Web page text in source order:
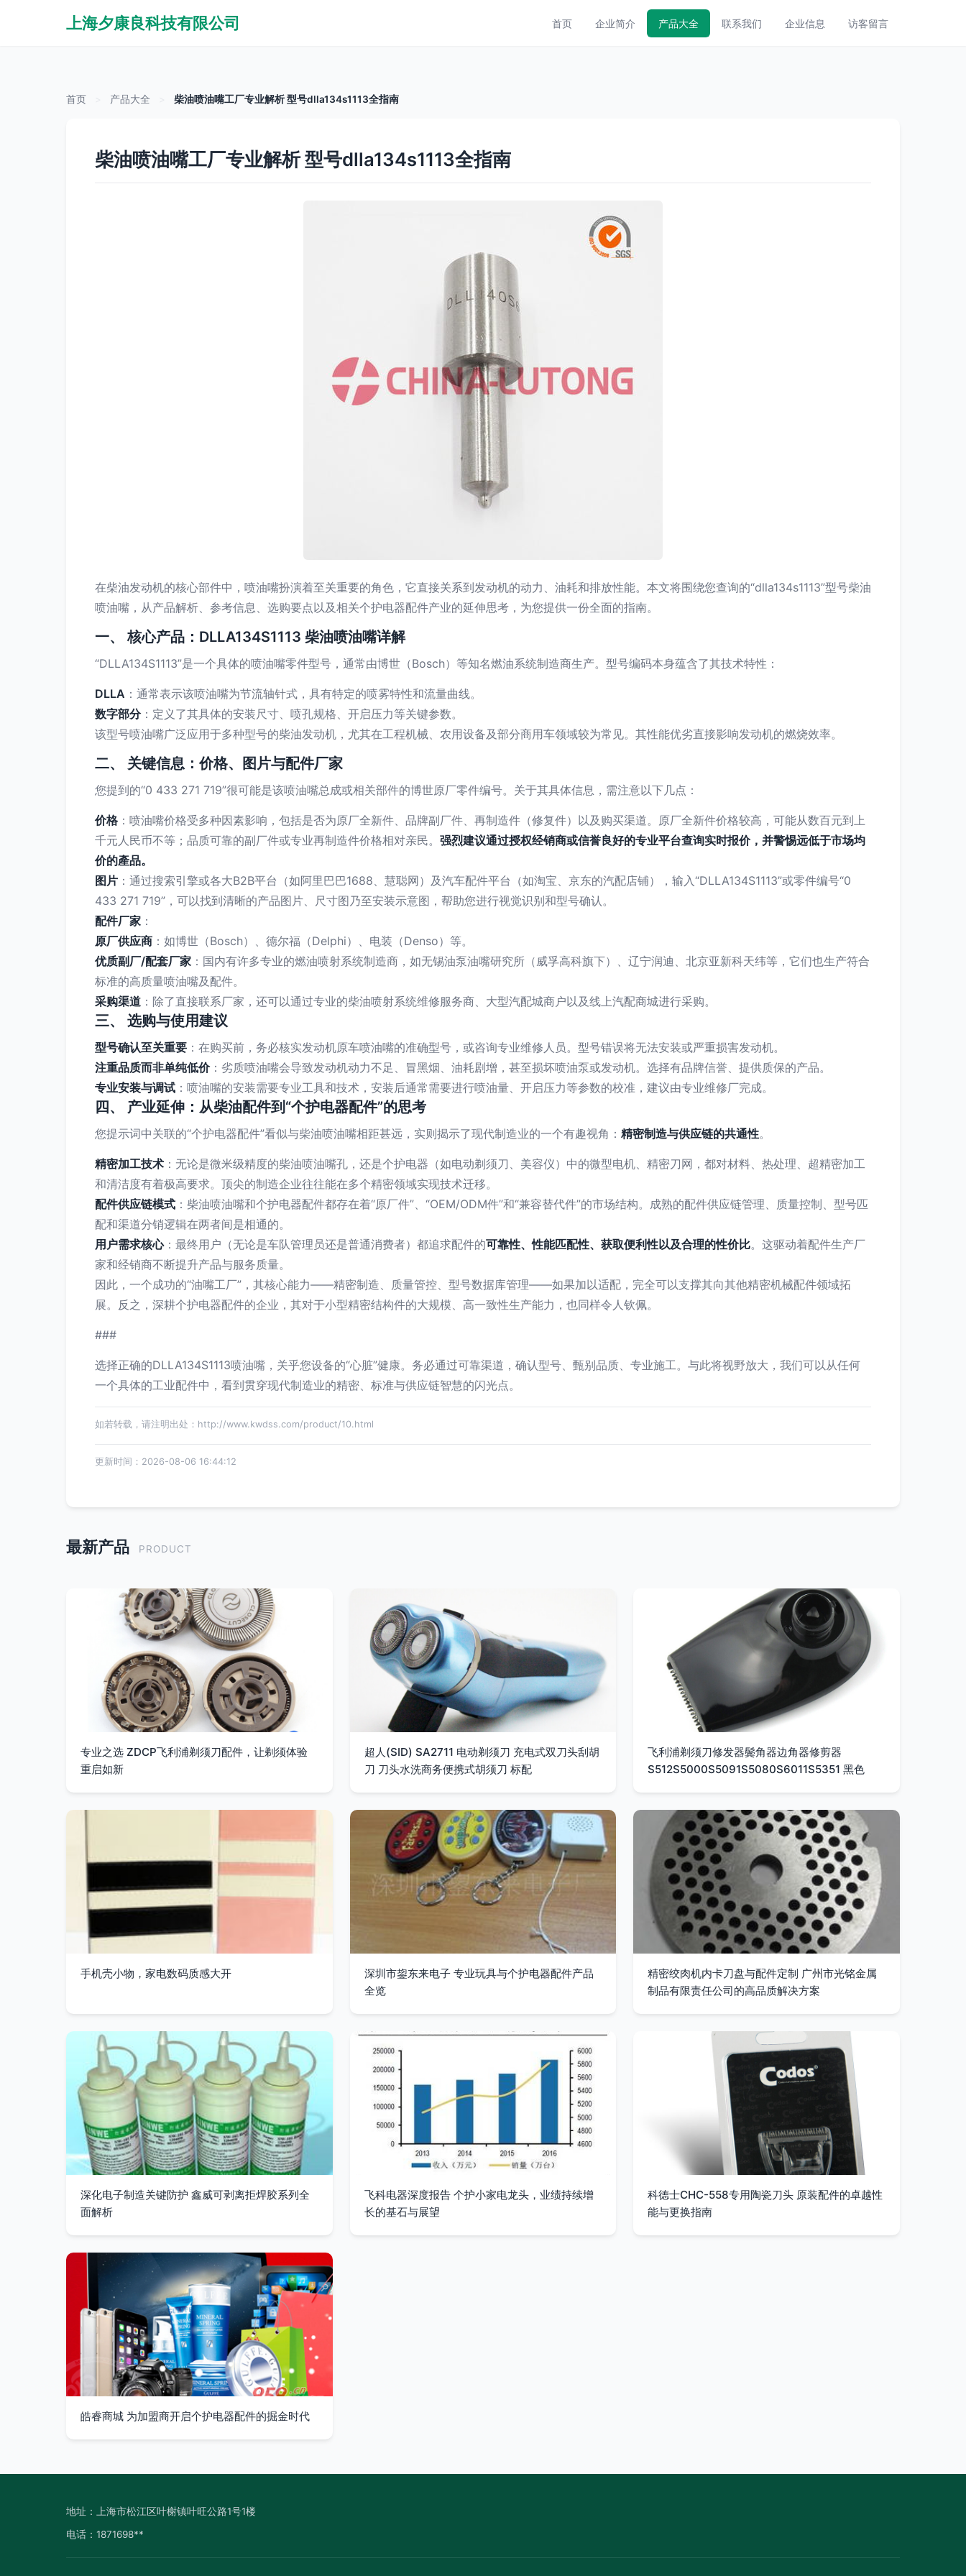
上海夕康良科技有限公司 首页 企业简介 产品大全 联系我们 企业信息 访客留言
首页 产品大全 柴油喷油嘴工厂专业解析 型号dlla134s1113全指南
柴油喷油嘴工厂专业解析 型号dlla134s1113全指南
在柴油发动机的核心部件中，喷油嘴扮演着至关重要的角色，它直接关系到发动机的动力、油耗和排放性能。本文将围绕您查询的“dlla134s1113”型号柴油
喷油嘴，从产品解析、参考信息、选购要点以及相关个护电器配件产业的延伸思考，为您提供一份全面的指南。
一、 核心产品：DLLA134S1113 柴油喷油嘴详解
“DLLA134S1113”是一个具体的喷油嘴零件型号，通常由博世（Bosch）等知名燃油系统制造商生产。型号编码本身蕴含了其技术特性：
DLLA ：通常表示该喷油嘴为节流轴针式，具有特定的喷雾特性和流量曲线。
数字部分：定义了其具体的安装尺寸、喷孔规格、开启压力等关键参数。
该型号喷油嘴广泛应用于多种型号的柴油发动机，尤其在工程机械、农用设备及部分商用车领域较为常见。其性能优劣直接影响发动机的燃烧效率。
二、 关键信息：价格、图片与配件厂家
您提到的“0 433 271 719”很可能是该喷油嘴总成或相关部件的博世原厂零件编号。关于其具体信息，需注意以下几点：
价格 ：喷油嘴价格受多种因素影响，包括是否为原厂全新件、品牌副厂件、再制造件（修复件）以及购买渠道。原厂全新件价格较高，可能从数百元到上
千元人民币不等；品质可靠的副厂件或专业再制造件价格相对亲民。 强烈建议通过授权经销商或信誉良好的专业平台查询实时报价，并警惕远低于市场均
价的產品。
图片 ：通过搜索引擎或各大B2B平台（如阿里巴巴1688、慧聪网）及汽车配件平台（如淘宝、京东的汽配店铺），输入“DLLA134S1113”或零件编号“0
433 271 719”，可以找到清晰的产品图片、尺寸图乃至安装示意图，帮助您进行视觉识别和型号确认。
配件厂家 ：
原厂供应商 ：如博世（Bosch）、德尔福（Delphi）、电装（Denso）等。
优质副厂/配套厂家 ：国内有许多专业的燃油喷射系统制造商，如无锡油泵油嘴研究所（威孚高科旗下）、辽宁润迪、北京亚新科天纬等，它们也生产符合
标准的高质量喷油嘴及配件。
采购渠道 ：除了直接联系厂家，还可以通过专业的柴油喷射系统维修服务商、大型汽配城商户以及线上汽配商城进行采购。
三、 选购与使用建议
型号确认至关重要 ：在购买前，务必核实发动机原车喷油嘴的准确型号，或咨询专业维修人员。型号错误将无法安装或严重损害发动机。
注重品质而非单纯低价：劣质喷油嘴会导致发动机动力不足、冒黑烟、油耗剧增，甚至损坏喷油泵或发动机。选择有品牌信誉、提供质保的产品。
专业安装与调试 ：喷油嘴的安装需要专业工具和技术，安装后通常需要进行喷油量、开启压力等参数的校准，建议由专业维修厂完成。
四、 产业延伸：从柴油配件到“个护电器配件”的思考
您提示词中关联的“个护电器配件”看似与柴油喷油嘴相距甚远，实则揭示了现代制造业的一个有趣视角： 精密制造与供应链的共通性。
精密加工技术 ：无论是微米级精度的柴油喷油嘴孔，还是个护电器（如电动剃须刀、美容仪）中的微型电机、精密刀网，都对材料、热处理、超精密加工
和清洁度有着极高要求。顶尖的制造企业往往能在多个精密领域实现技术迁移。
配件供应链模式 ：柴油喷油嘴和个护电器配件都存在着“原厂件”、“OEM/ODM件”和“兼容替代件”的市场结构。成熟的配件供应链管理、质量控制、型号匹
配和渠道分销逻辑在两者间是相通的。
用户需求核心：最终用户（无论是车队管理员还是普通消费者）都追求配件的可靠性、性能匹配性、获取便利性以及合理的性价比。这驱动着配件生产厂
家和经销商不断提升产品与服务质量。
因此，一个成功的“油嘴工厂”，其核心能力——精密制造、质量管控、型号数据库管理——如果加以适配，完全可以支撑其向其他精密机械配件领域拓
展。反之，深耕个护电器配件的企业，其对于小型精密结构件的大规模、高一致性生产能力，也同样令人钦佩。
###
选择正确的DLLA134S1113喷油嘴，关乎您设备的“心脏”健康。务必通过可靠渠道，确认型号、甄别品质、专业施工。与此将视野放大，我们可以从任何
一个具体的工业配件中，看到贯穿现代制造业的精密、标准与供应链智慧的闪光点。
如若转载，请注明出处：http://www.kwdss.com/product/10.html
更新时间：2026-08-06 16:44:12
最新产品 PRODUCT
专业之选 ZDCP飞利浦剃须刀配件，让剃须体验
重启如新
超人(SID) SA2711 电动剃须刀 充电式双刀头刮胡
刀 刀头水洗商务便携式胡须刀 标配
飞利浦剃须刀修发器鬓角器边角器修剪器
S512S5000S5091S5080S6011S5351 黑色
手机壳小物，家电数码质感大开
深圳市鋆东来电子 专业玩具与个护电器配件产品
全览
精密绞肉机内卡刀盘与配件定制 广州市光铭金属
制品有限责任公司的高品质解决方案
深化电子制造关键防护 鑫威可剥离拒焊胶系列全
面解析
飞科电器深度报告 个护小家电龙头，业绩持续增
长的基石与展望
科德士CHC-558专用陶瓷刀头 原装配件的卓越性
能与更换指南
皓睿商城 为加盟商开启个护电器配件的掘金时代
地址：上海市松江区叶榭镇叶旺公路1号1楼
电话：1871698**